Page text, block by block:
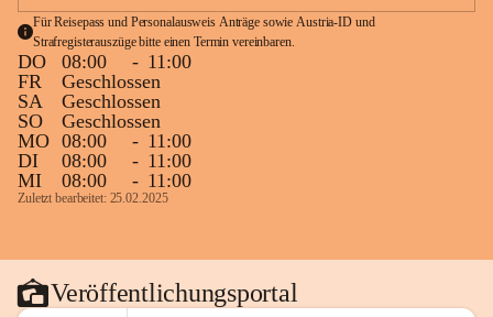
Für Reisepass und Personalausweis Anträge sowie Austria-ID und
Strafregisterauszüge bitte einen Termin vereinbaren.
DO 08:00 - 11:00
FR
Geschlossen
SA
Geschlossen
SO
Geschlossen
MO 08:00 - 11:00
DI
08:00 - 11:00
MI
08:00 - 11:00
Zuletzt bearbeitet: 25.02.2025
Veröffentlichungsportal